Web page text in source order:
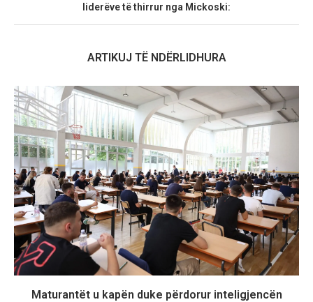
liderëve të thirrur nga Mickoski:
ARTIKUJ TË NDËRLIDHURA
Maturantët u kapën duke përdorur inteligjencën